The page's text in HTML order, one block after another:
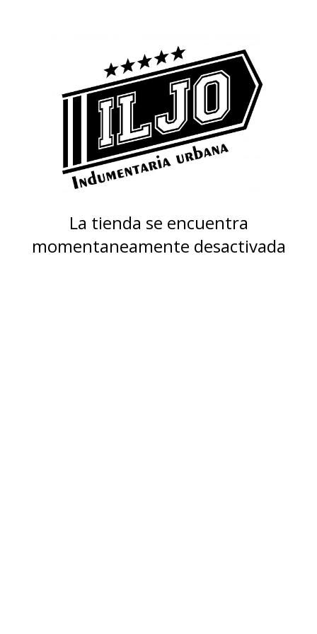
La tienda se encuentra
momentaneamente desactivada